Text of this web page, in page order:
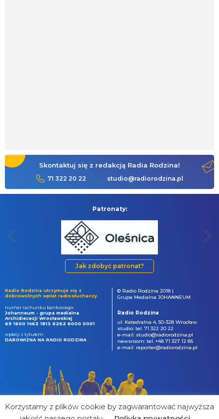
Skontaktuj się z redakcją Radia Rodzina!
71 322 20 22 studio@radiorodzina.pl
Patronaty:
Jak zdobyć patronat?
Radio Rodzina utrzymuje się z
dobrowolnych wpłat radiosłuchaczy.
numer rachunku bankowego:
Johanneum - grupa medialna
Archidiecezji Wrocławskiej
69 1600 1462 1813 6262 6000 0001
wpłaty z tytułem:
DAROWIZNA NA RADIO RODZINA
© Radio Rodzina 2018 |
Grupa Medialna JOHANNEUM
Radio Rodzina
ul. Katedralna 4, 50-328 Wrocław
studio: tel. 71 322 20 22
e-mail: studio@radiorodzina.pl
newsroom: tel. +48 71 327 12 85
e-mail: reporter@radiorodzina.pl
Korzystamy z plików cookie by zagwarantować najwyższa